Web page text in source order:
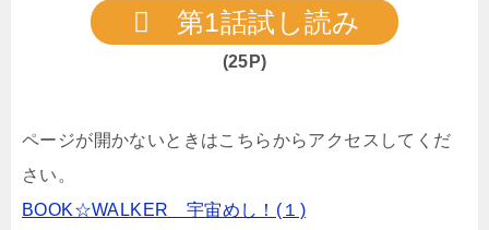
第1話試し読み
(25P)
ページが開かないときはこちらからアクセスしてくだ
さい。
BOOK☆WALKER 宇宙めし！(１)